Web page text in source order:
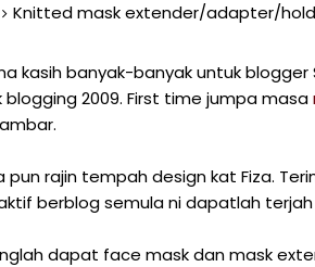
Knitted mask extender/adapter/
kasih banyak-banyak untuk
blogging 2009. First time jumpa masa
pun rajin tempah design kat Fiza.
berblog semula ni dapatlah
dapat face mask dan mask